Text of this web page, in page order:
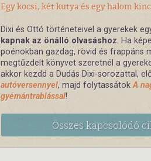
Egy kocsi, két kutya és egy halom
Dixi és Ottó történeteivel a gyerekek
kapnak az önálló olvasáshoz. Ha
poénokban gazdag, rövid és frappáns
megtűzdelt könyvet szeretnél a
akkor kezdd a Dudás Dixi-sorozattal,
autóversennyel, majd folytassátokA
gyémántrablással!
Összes kapcsolódó